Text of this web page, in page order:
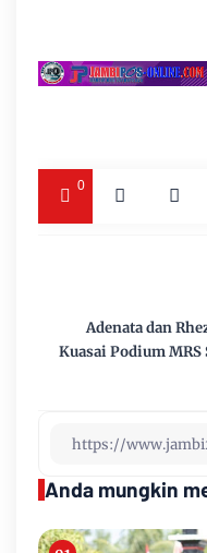
0
Adenata dan
Kuasai Podium
Anda mungkin